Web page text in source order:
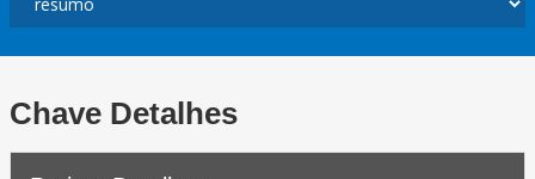
Chave Detalhes